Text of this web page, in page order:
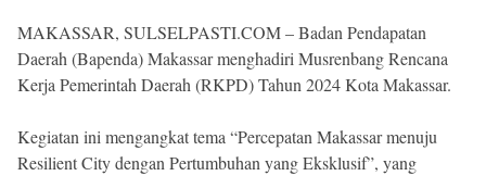
MAKASSAR, SULSELPASTI.COM – Badan Pendapatan
Daerah (Bapenda) Makassar menghadiri Musrenbang Rencana
Kerja Pemerintah Daerah (RKPD) Tahun 2024 Kota Makassar.
Kegiatan ini mengangkat tema “Percepatan Makassar menuju
Resilient City dengan Pertumbuhan yang Eksklusif”, yang